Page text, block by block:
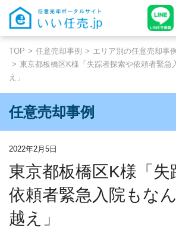
TOP 任意売却事例 エリア別の任意売却事例
東京都板橋区K様「失踪者探索や依頼者緊急
え」
任意売却事例
2022年2月5日
東京都板橋区K様「失
依頼者緊急入院もな
越え」